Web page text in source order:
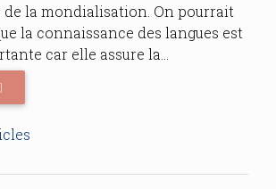
de la mondialisation. On pourrait
la connaissance des langues est
car elle assure la...